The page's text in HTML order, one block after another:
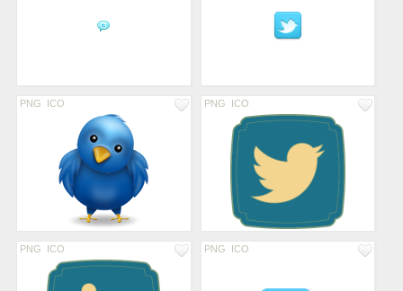
PNG ICO PNG ICO
PNG ICO PNG ICO